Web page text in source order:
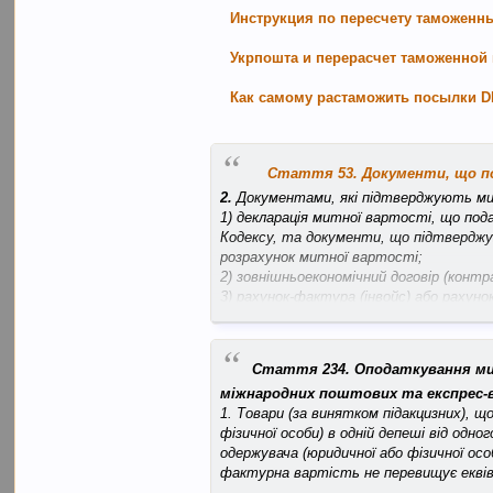
Инструкция по пересчету
Укрпошта и перерасчет
Как самому растаможить посылки
“
Стаття 53. Документи, що
2. Документами, які підтверджують
1) декларація митної вартості, що
Кодексу, та документи, що
розрахунок митної вартості;
2) зовнішньоекономічний договір
3) рахунок-фактура (інвойс) або
4) якщо рахунок сплачено -
5) за наявності - інші платіжні та/
реквізити, необхідні для ідентифікації
6) транспортні (перевізні)
вартість товару, а також документи,
7) копія імпортної ліцензії, якщо
8 ) якщо здійснювалося страхування
страхування.
5. Забороняється вимагати від
“
Стаття 234. Оподаткування
міжнародних поштових та експрес-
1. Товари (за винятком підакцизних),
фізичної особи) в одній депеші від
одержувача (юридичної або фізичної
фактурна вартість не перевищує